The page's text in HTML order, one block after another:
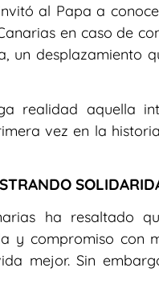
al Papa a
en caso de
un desplazamiento
realidad aquella
vez en la
ha resaltado
y compromiso con
mejor. Sin